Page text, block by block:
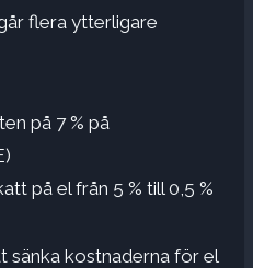
flera ytterligare
på 7 % på
på el från 5 % till 0,5 %
sänka kostnaderna för el